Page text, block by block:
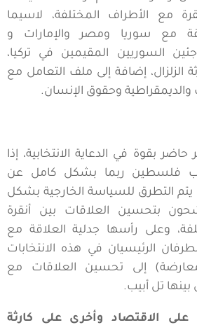
مع الأطراف المختلفة، لاسيما
مع سوريا ومصر والإمارات و
السوريين المقيمين في تركيا،
الزلزال، إضافة إلى ملف التعامل مع
والديمقراطية وحقوق الإنسان.
بقوة في الدعاية الانتخابية، إذا
فلسطين ربما بشكل كامل عن
يتم التطرق للسياسة الخارجية بشكل
بتحسين العلاقات بين أنقرة
وعلى رأسها جدلية العلاقة مع
الرئيسيان في هذه الانتخابات
إلى تحسين العلاقات مع
تل أبيب.
على الاقتصاد وأخرى على كارثة